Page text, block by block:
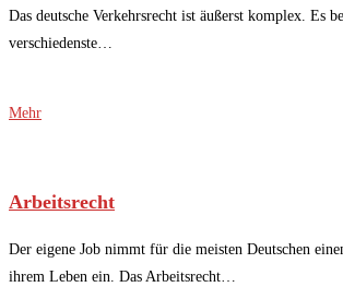
Das deutsche Verkehrsrecht ist äußerst komplex. Es
verschiedenste…
Mehr
Arbeitsrecht
Der eigene Job nimmt für die meisten Deutschen
ihrem Leben ein. Das Arbeitsrecht…